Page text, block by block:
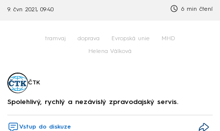
9. čvn 2021, 09:40 6 min čtení
tramvaj doprava Evropská unie MHD
Helena Válková
ČTK
Spolehlivý, rychlý a nezávislý zpravodajský servis.
Vstup do diskuze